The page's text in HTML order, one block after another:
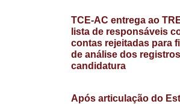
TCE-AC entrega ao
lista de responsáveis
contas rejeitadas para
de análise dos
candidatura
Após articulação do